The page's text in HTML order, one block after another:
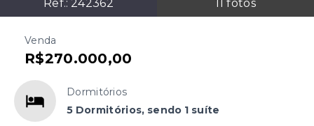
Ref.: 242362 11 fotos
Venda
R$270.000,00
Dormitórios
5 Dormitórios, sendo 1 suíte